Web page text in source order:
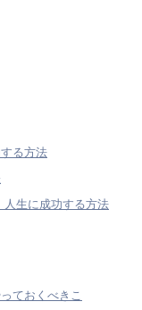
る方法
生に成功する方法
ておくべきこ